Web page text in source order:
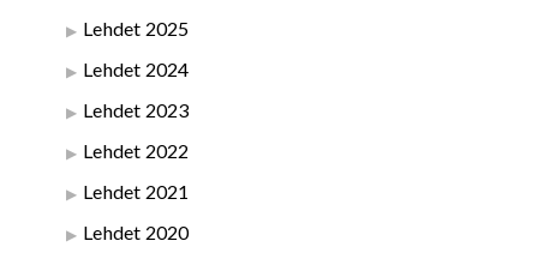
Lehdet 2025
Lehdet 2024
Lehdet 2023
Lehdet 2022
Lehdet 2021
Lehdet 2020